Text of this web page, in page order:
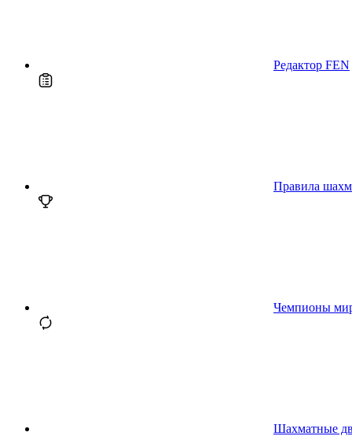
Редактор FEN
Правила
Чемпионы
Шахматные